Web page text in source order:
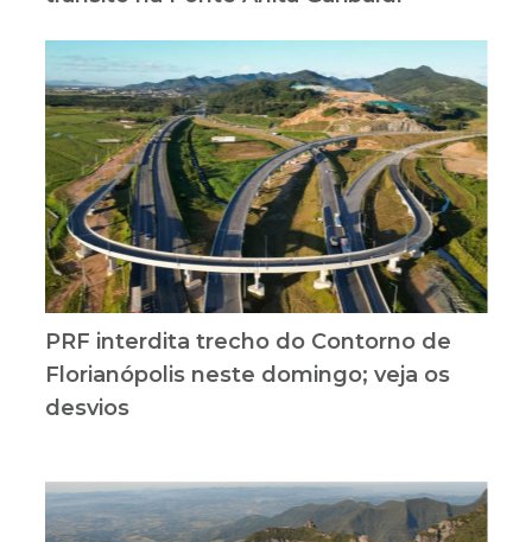
PRF interdita trecho do Contorno de
Florianópolis neste domingo; veja os
desvios